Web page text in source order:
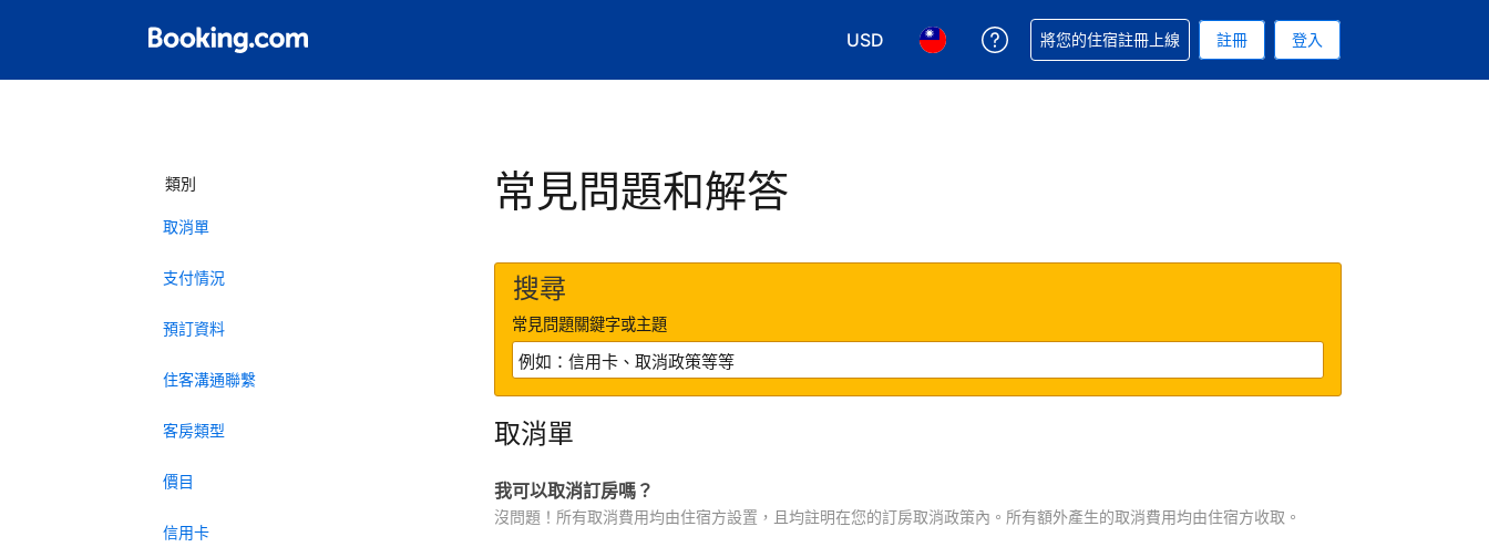
USD
選擇您使用的幣別. 您現在所使用的幣別為美元
選擇您使用的語言. 您目前所選的語言是繁體中文
取得訂單相關協助
將您的住宿註冊上線 註冊 登入
類別
取消單
支付情況
預訂資料
住客溝通聯繫
客房類型
價目
信用卡
常見問題和解答
搜尋
常見問題關鍵字或主題
取消單
我可以取消訂房嗎？
沒問題！所有取消費用均由住宿方設置，且均註明在您的訂房取消政策內。所有額外產生的取消費用均由住宿方收取。